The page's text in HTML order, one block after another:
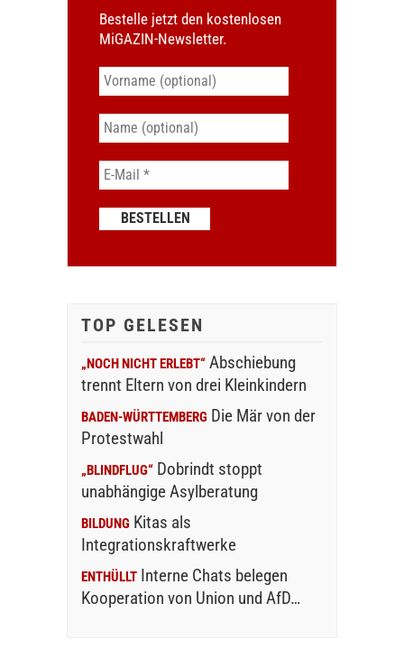
Bestelle jetzt den kostenlosen
MiGAZIN-Newsletter.
TOP GELESEN
„NOCH NICHT ERLEBT“ Abschiebung
trennt Eltern von drei Kleinkindern
BADEN-WÜRTTEMBERG Die Mär von der
Protestwahl
„BLINDFLUG“ Dobrindt stoppt
unabhängige Asylberatung
BILDUNG Kitas als
Integrationskraftwerke
ENTHÜLLT Interne Chats belegen
Kooperation von Union und AfD…